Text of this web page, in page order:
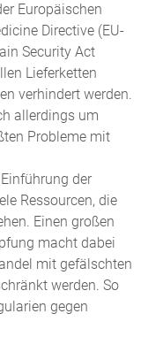
Europäischen
Directive (EU-
Security Act
Lieferketten
verhindert werden.
allerdings um
Probleme mit
der
Ressourcen, die
Einen großen
macht dabei
mit gefälschten
werden. So
gegen